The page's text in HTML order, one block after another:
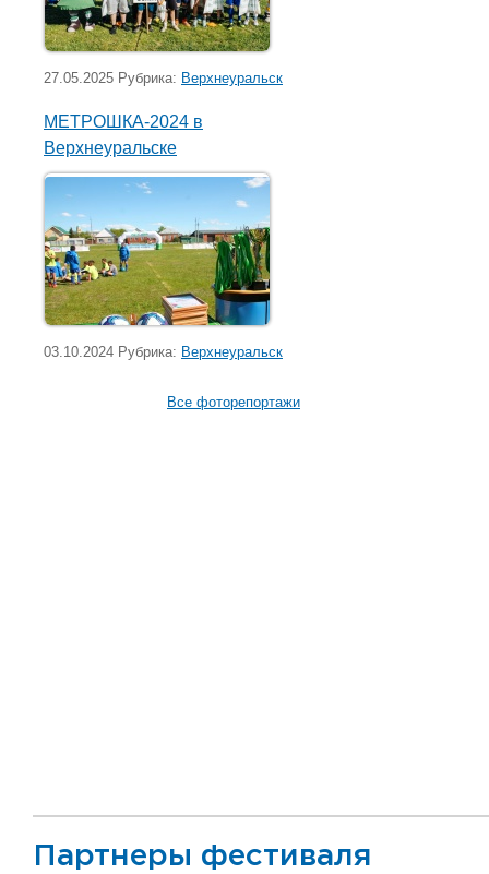
27.05.2025 Рубрика: Верхнеуральск
МЕТРОШКА-2024 в
Верхнеуральске
03.10.2024 Рубрика: Верхнеуральск
Все фоторепортажи
Партнеры фестиваля